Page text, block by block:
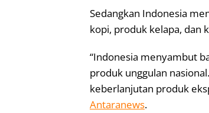
Sedangkan Indonesia
kopi, produk kelapa, dan
“Indonesia menyambut
produk unggulan
keberlanjutan produk
Antaranews.